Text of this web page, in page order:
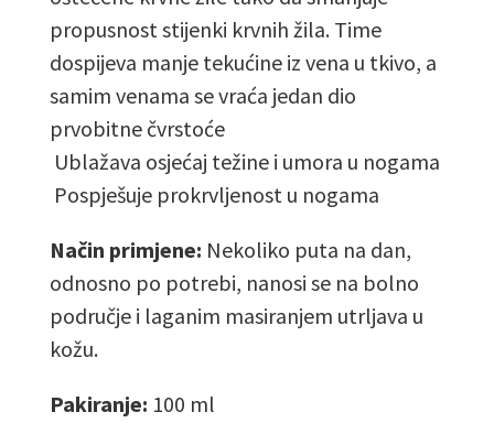
propusnost stijenki krvnih žila. Time
dospijeva manje tekućine iz vena u tkivo, a
samim venama se vraća jedan dio
prvobitne čvrstoće
Ublažava osjećaj težine i umora u nogama
Pospješuje prokrvljenost u nogama
Način primjene: Nekoliko puta na dan,
odnosno po potrebi, nanosi se na bolno
područje i laganim masiranjem utrljava u
kožu.
Pakiranje: 100 ml